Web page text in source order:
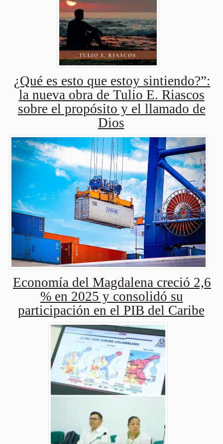
¿Qué es esto que estoy sintiendo?”:
la nueva obra de Tulio E. Riascos
sobre el propósito y el llamado de
Dios
Economía del Magdalena creció 2,6
% en 2025 y consolidó su
participación en el PIB del Caribe